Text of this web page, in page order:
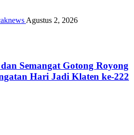
Agustus 2, 2026
Semangat Gotong Royong
Hari Jadi Klaten ke-222